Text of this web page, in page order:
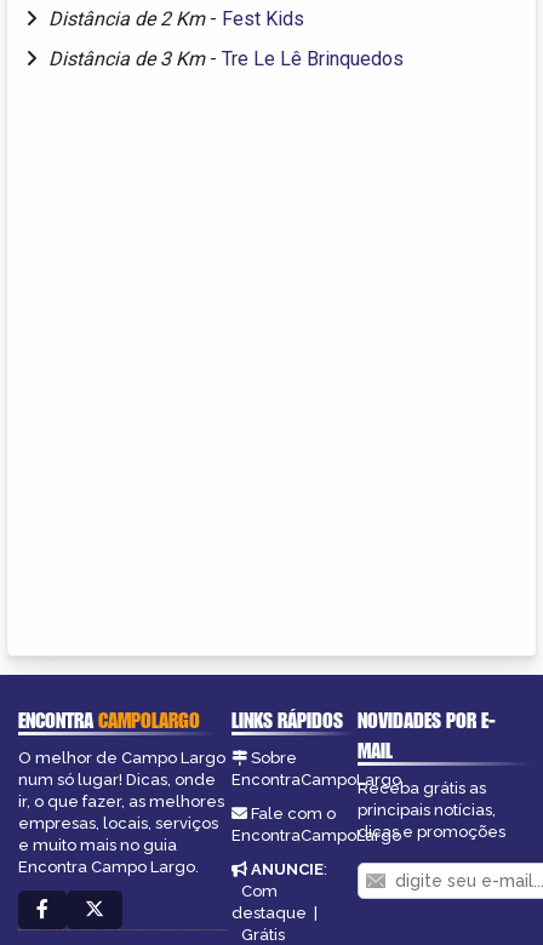
Distância de 2 Km - Fest Kids
Distância de 3 Km - Tre Le Lê Brinquedos
ENCONTRACAMPOLARGO
O melhor de Campo Largo
num só lugar! Dicas, onde
ir, o que fazer, as melhores
empresas, locais, serviços
e muito mais no guia
Encontra Campo Largo.
LINKS RÁPIDOS
Sobre
EncontraCampoLargo
Fale com o
EncontraCampoLargo
ANUNCIE:
Com
destaque |
Grátis
NOVIDADES POR E-
MAIL
Receba grátis as
principais notícias,
dicas e promoções